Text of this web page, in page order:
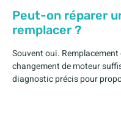
Peut-on réparer
remplacer ?
Souvent oui. Remplacement
changement de moteur
diagnostic précis pour